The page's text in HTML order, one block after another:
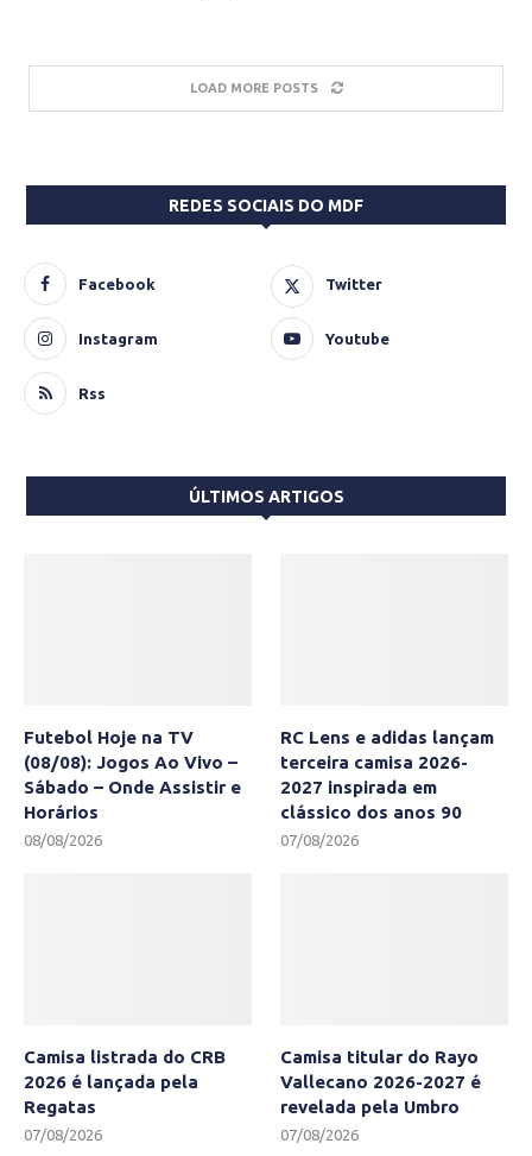
LOAD MORE POSTS
REDES SOCIAIS DO MDF
Facebook Twitter
Instagram Youtube
Rss
ÚLTIMOS ARTIGOS
Futebol Hoje na TV
(08/08): Jogos Ao Vivo –
Sábado – Onde Assistir e
Horários
08/08/2026
RC Lens e adidas lançam
terceira camisa 2026-
2027 inspirada em
clássico dos anos 90
07/08/2026
Camisa listrada do CRB
2026 é lançada pela
Regatas
07/08/2026
Camisa titular do Rayo
Vallecano 2026-2027 é
revelada pela Umbro
07/08/2026